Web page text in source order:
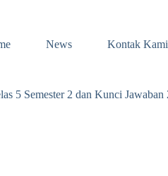
News Kontak Kami